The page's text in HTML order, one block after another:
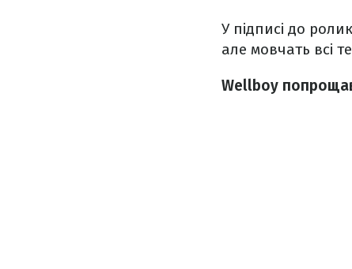
У підписі до
але мовчать всі
Wellboy